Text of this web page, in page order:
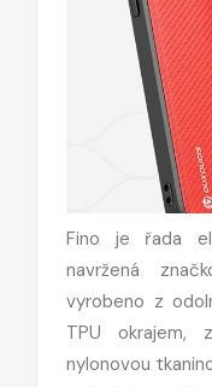
Fino je řada
navržená
vyrobeno z
TPU okrajem,
nylonovou